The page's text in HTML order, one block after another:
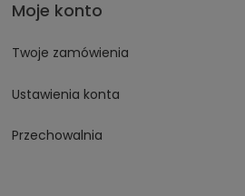
Moje konto
Twoje zamówienia
Ustawienia konta
Przechowalnia